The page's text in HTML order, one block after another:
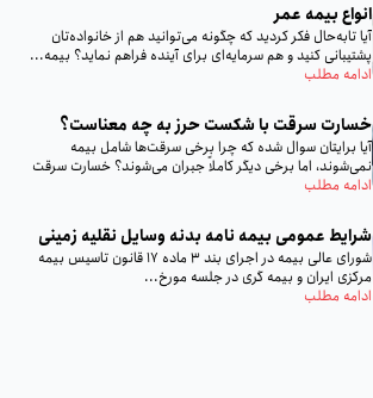
انواع بیمه عمر
آیا تا‌به‌حال فکر کردید که چگونه می‌توانید هم از خانواده‌تان
پشتیبانی کنید و هم سرمایه‌ای برای آینده فراهم نماید؟ بیمه...
ادامه مطلب
خسارت سرقت با شکست حرز به چه معناست؟
آیا برایتان سوال شده که چرا برخی سرقت‌ها شامل بیمه
نمی‌شوند، اما برخی دیگر کاملاً جبران می‌شوند؟ خسارت سرقت
با...
ادامه مطلب
شرایط عمومی بیمه‌ نامه بدنه وسایل نقلیه زمینی
شورای عالی بیمه در اجرای بند 3 ماده 17 قانون تاسیس بیمه
مرکزی ایران و بیمه گری در جلسه مورخ...
ادامه مطلب